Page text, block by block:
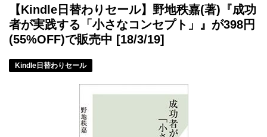
【Kindle日替わりセール】野地秩嘉(著)『成功
者が実践する「小さなコンセプト」』が398円
(55%OFF)で販売中 [18/3/19]
Kindle日替わりセール